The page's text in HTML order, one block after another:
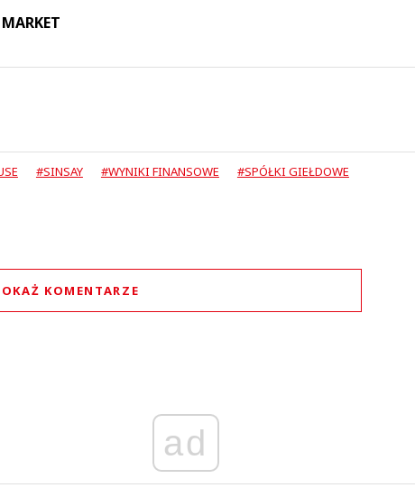
#SINSAY #WYNIKI FINANSOWE #SPÓŁKI GIEŁDOWE
KOMENTARZE
ad